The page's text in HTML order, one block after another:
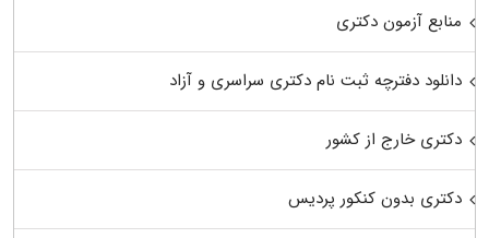
منابع آزمون دکتری
دانلود دفترچه ثبت نام دکتری سراسری و آزاد
دکتری خارج از کشور
دکتری بدون کنکور پردیس